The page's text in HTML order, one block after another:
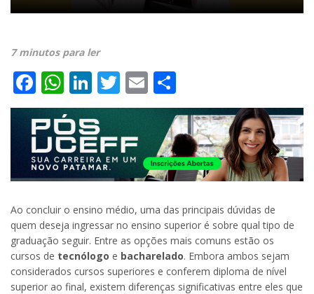
7 minutos para ler
Facebook
WhatsApp
LinkedIn
Twitter
Email
Ao concluir o ensino médio, uma das principais dúvidas de
quem deseja ingressar no ensino superior é sobre qual tipo de
graduação seguir. Entre as opções mais comuns estão os
cursos de tecnólogo e bacharelado. Embora ambos sejam
considerados cursos superiores e conferem diploma de nível
superior ao final, existem diferenças significativas entre eles que